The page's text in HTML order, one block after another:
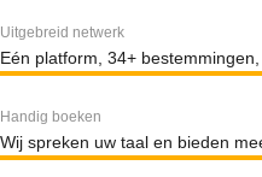
Uitgebreid netwerk
Eén platform, 34+
Handig boeken
Wij spreken uw taal en bieden